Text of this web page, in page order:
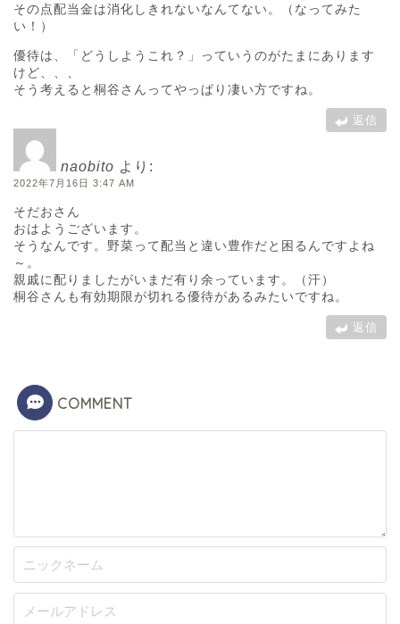
その点配当金は消化しきれないなんてない。（なってみた
い！）
優待は、「どうしようこれ？」っていうのがたまにあります
けど、、、
そう考えると桐谷さんってやっぱり凄い方ですね。
返信
naobito より:
2022年7月16日 3:47 AM
そだおさん
おはようございます。
そうなんです。野菜って配当と違い豊作だと困るんですよね
～。
親戚に配りましたがいまだ有り余っています。（汗）
桐谷さんも有効期限が切れる優待があるみたいですね。
返信
COMMENT